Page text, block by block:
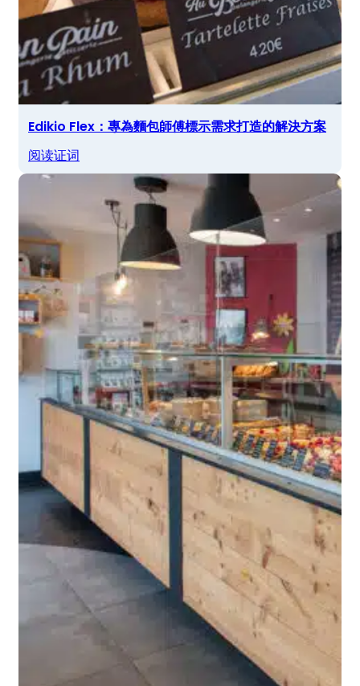
Edikio Flex：專為麵包師傅標示需求打造的解決方案
阅读证词